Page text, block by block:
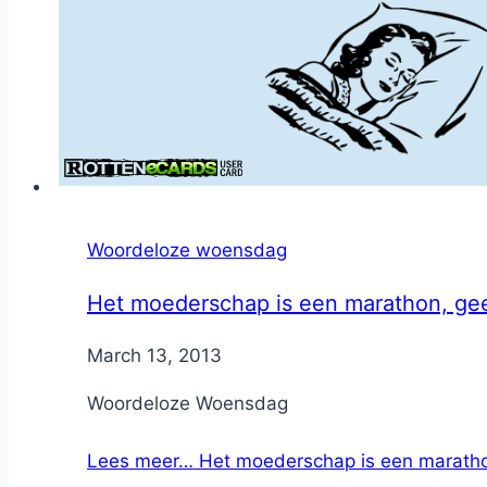
Woordeloze woensdag
Het moederschap is een marathon,
ByNicole
March 13, 2013
Woordeloze Woensdag
Lees meer… Het moederschap is een